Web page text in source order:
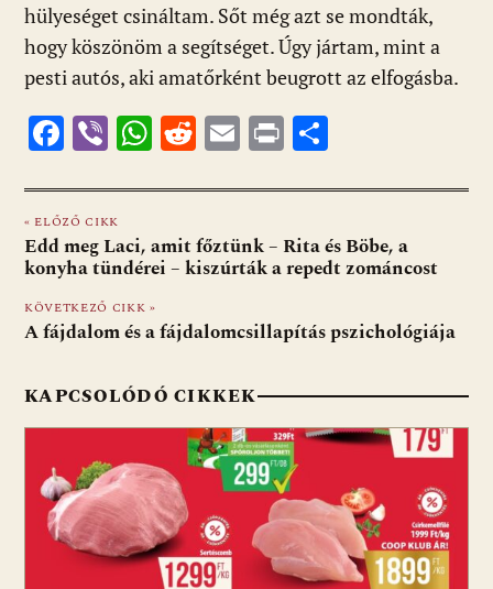
hülyeséget csináltam. Sőt még azt se mondták,
hogy köszönöm a segítséget. Úgy jártam, mint a
pesti autós, aki amatőrként beugrott az elfogásba.
F
e
b
o
o
k
Vi
er
W
at
s
A
p
p
R
d
di
t
E
ai
l
Pr
t za
m
e
« ELŐZŐ CIKK
Edd meg Laci, amit főztünk – Rita és Böbe, a
konyha tündérei – kiszúrták a repedt zománcost
KÖVETKEZŐ CIKK »
A fájdalom és a fájdalomcsillapítás pszichológiája
KAPCSOLÓDÓ CIKKEK